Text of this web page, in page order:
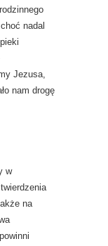
nadal
Jezusa,
nam drogę
w
na